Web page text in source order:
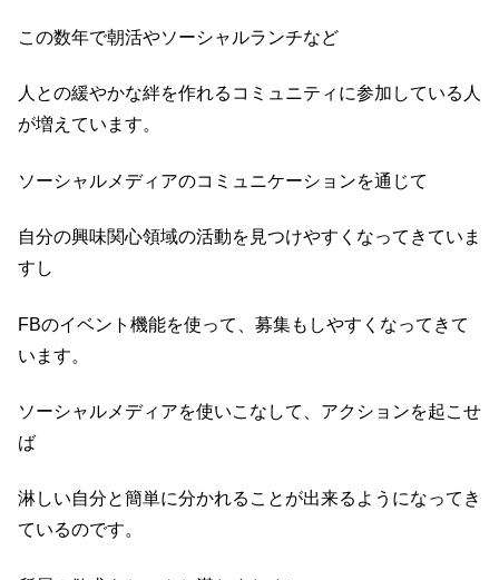
この数年で朝活やソーシャルランチなど
人との緩やかな絆を作れるコミュニティに参加している人
が増えています。
ソーシャルメディアのコミュニケーションを通じて
自分の興味関心領域の活動を見つけやすくなってきていま
すし
FBのイベント機能を使って、募集もしやすくなってきて
います。
ソーシャルメディアを使いこなして、アクションを起こせ
ば
淋しい自分と簡単に分かれることが出来るようになってき
ているのです。